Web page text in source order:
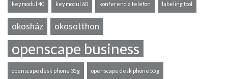
key modul 40 key modul 60 konferencia telefon labeling tool
okosház okosotthon
openscape business
openscape desk phone 35g openscape desk phone 55g